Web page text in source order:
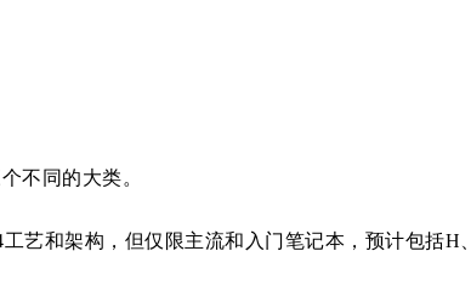
不同的大类。
和架构，但仅限主流和入门笔记本，预计包括H、